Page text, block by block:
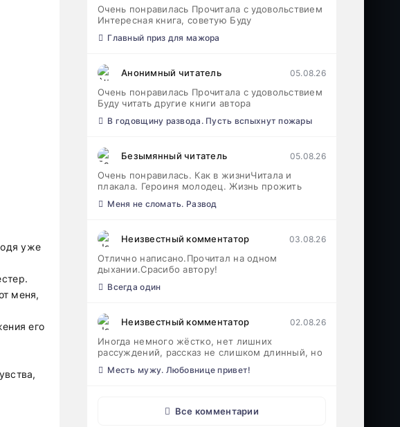
уже
меня,
его
Очень понравилась Прочитала с удовольствием
Интересная книга, советую Буду
Главный приз для мажора
Анонимный читатель 05.08.26
Очень понравилась Прочитала с удовольствием
Буду читать другие книги автора
В годовщину развода. Пусть вспыхнут пожары
Безымянный читатель 05.08.26
Очень понравилась. Как в жизниЧитала и
плакала. Героиня молодец. Жизнь прожить
Меня не сломать. Развод
Неизвестный комментатор 03.08.26
Отлично написано.Прочитал на одном
дыхании.Срасибо автору!
Всегда один
Неизвестный комментатор 02.08.26
Иногда немного жёстко, нет лишних
рассуждений, рассказ не слишком длинный, но
Месть мужу. Любовнице привет!
Все комментарии